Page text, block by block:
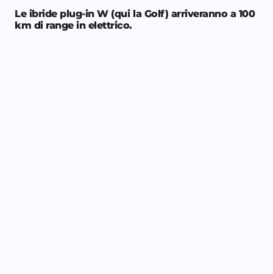
Le ibride plug-in W (qui la Golf) arriveranno a 100
km di range in elettrico.